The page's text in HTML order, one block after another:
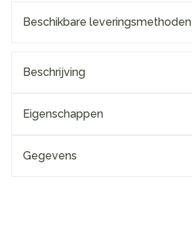
Beschikbare leveringsmethoden
Beschrijving
Eigenschappen
Gegevens